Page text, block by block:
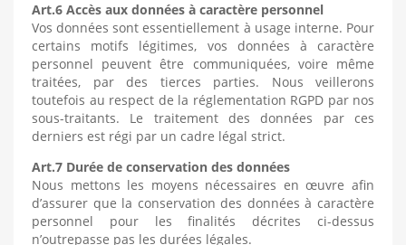
Art.6 Accès aux données à caractère personnel
Vos données sont essentiellement à usage interne. Pour
certains motifs légitimes, vos données à caractère
personnel peuvent être communiquées, voire même
traitées, par des tierces parties. Nous veillerons
toutefois au respect de la réglementation RGPD par nos
sous-traitants. Le traitement des données par ces
derniers est régi par un cadre légal strict.
Art.7 Durée de conservation des données
Nous mettons les moyens nécessaires en œuvre afin
d’assurer que la conservation des données à caractère
personnel pour les finalités décrites ci-dessus
n’outrepasse pas les durées légales.